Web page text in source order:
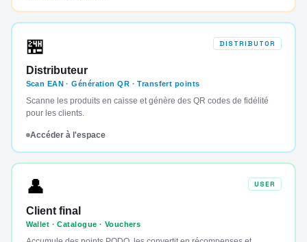
🏪 DISTRIBUTOR
Distributeur
Scan EAN · Génération QR · Transfert points
Scanne les produits en caisse et génère des QR codes de fidélité
pour les clients.
Accéder à l'espace
👤 USER
Client final
Wallet · Catalogue · Vouchers